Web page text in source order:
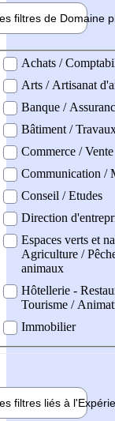
filtres de Domaine
professionel
Achats /
Arts / Artisanat
Banque /
Bâtiment /
Commerce / Vente
Communication /
Conseil / Etudes
Direction
Espaces verts et
Agriculture /
animaux
Hôtellerie -
Tourisme /
Immobilier
filtres liés à l'